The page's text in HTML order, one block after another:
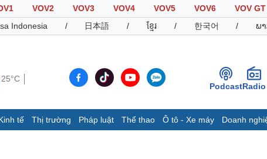
VOV2 VOV3 VOV4 VOV5 VOV6
VOV GT
Indonesia / 日本語 / ខ្មែរ / 한국어 / ພ
25°C
PodcastRadio
tế Thị trường Pháp luật Thể thao Ô tô - Xe máy Doanh